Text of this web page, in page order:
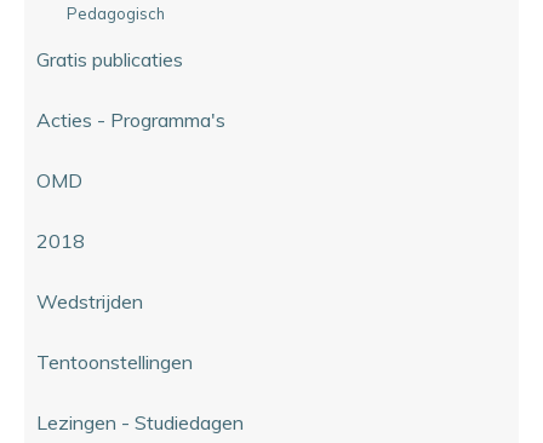
Pedagogisch
Gratis publicaties
Acties - Programma's
OMD
2018
Wedstrijden
Tentoonstellingen
Lezingen - Studiedagen